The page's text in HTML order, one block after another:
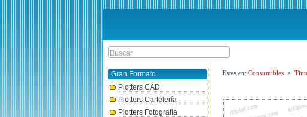
Gran Formato
Plotters CAD
Plotters Cartelería
Plotters Fotografía
Estas en: Consumibles >